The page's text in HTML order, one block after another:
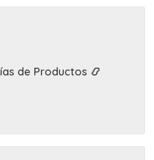
de Productos 📿